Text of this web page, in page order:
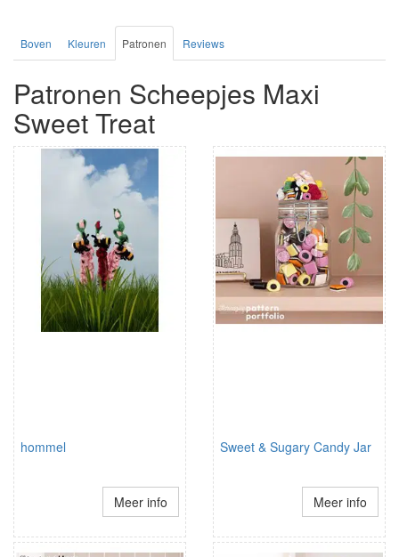
Boven Kleuren Patronen Reviews
Patronen Scheepjes Maxi
Sweet Treat
hommel
Meer info
Sweet & Sugary Candy Jar
Meer info